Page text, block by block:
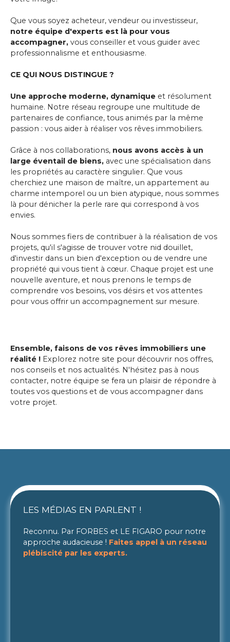
Que vous soyez acheteur, vendeur ou investisseur,
notre équipe d'experts est là pour vous
accompagner, vous conseiller et vous guider avec
professionnalisme et enthousiasme.
CE QUI NOUS DISTINGUE ?
Une approche moderne, dynamique et résolument
humaine. Notre réseau regroupe une multitude de
partenaires de confiance, tous animés par la même
passion : vous aider à réaliser vos rêves immobiliers.
Grâce à nos collaborations, nous avons accès à un
large éventail de biens, avec une spécialisation dans
les propriétés au caractère singulier. Que vous
cherchiez une maison de maître, un appartement au
charme intemporel ou un bien atypique, nous sommes
là pour dénicher la perle rare qui correspond à vos
envies.
Nous sommes fiers de contribuer à la réalisation de vos
projets, qu'il s'agisse de trouver votre nid douillet,
d'investir dans un bien d'exception ou de vendre une
propriété qui vous tient à cœur. Chaque projet est une
nouvelle aventure, et nous prenons le temps de
comprendre vos besoins, vos désirs et vos attentes
pour vous offrir un accompagnement sur mesure.
Ensemble, faisons de vos rêves immobiliers une
réalité ! Explorez notre site pour découvrir nos offres,
nos conseils et nos actualités. N'hésitez pas à nous
contacter, notre équipe se fera un plaisir de répondre à
toutes vos questions et de vous accompagner dans
votre projet.
LES MÉDIAS EN PARLENT !
Reconnu. Par FORBES et LE FIGARO pour notre
approche audacieuse ! Faites appel à un réseau
plébiscité par les experts.